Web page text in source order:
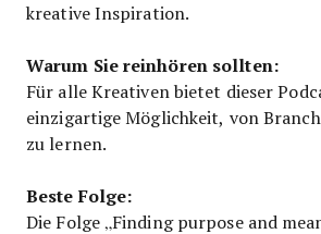
kreative Inspiration.
Warum Sie reinhören sollten:
Für alle Kreativen bietet dieser
einzigartige Möglichkeit, von
zu lernen.
Beste Folge:
Die Folge „Finding purpose and